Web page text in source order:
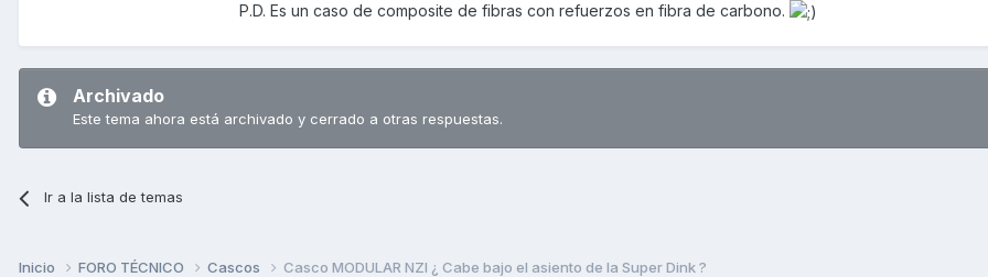
P.D. Es un caso de composite de fibras con refuerzos en fibra de carbono.
Archivado
Este tema ahora está archivado y cerrado a otras respuestas.
Ir a la lista de temas
Inicio FORO TÉCNICO Cascos Casco MODULAR NZI ¿ Cabe bajo el asiento de la Super Dink ?